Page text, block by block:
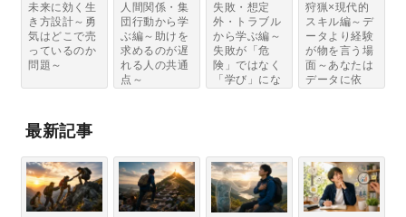
未来に効く生
き方設計～勇
気はどこで売
っているのか
問題～
人間関係・集
団行動から学
ぶ編～助けを
求めるのが遅
れる人の共通
点～
失敗・想定
外・トラブル
から学ぶ編～
失敗が「危
険」ではなく
「学び」にな
狩猟×現代的
スキル編～デ
ータより経験
が物を言う場
面～あなたは
データに依
最新記事